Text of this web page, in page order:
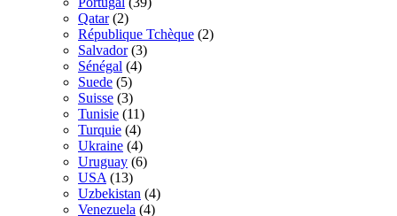
Qatar (2)
République Tchèque (2)
Salvador (3)
Sénégal (4)
Suede (5)
Suisse (3)
Tunisie (11)
Turquie (4)
Ukraine (4)
Uruguay (6)
USA (13)
Uzbekistan (4)
Venezuela (4)